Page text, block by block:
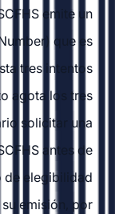
emite un
que es
tres intentos
agota los tres
solicitar una
antes de
elegibilidad
emisión, por